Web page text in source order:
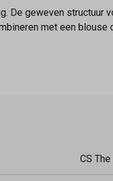
De geweven structuur
met een blouse
CS